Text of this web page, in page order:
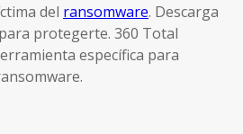
del ransomware. Descarga
protegerte. 360 Total
específica para